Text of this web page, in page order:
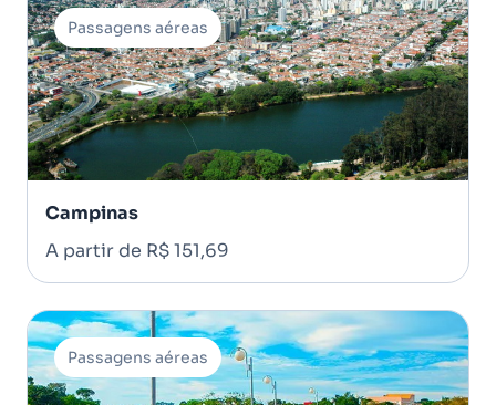
Passagens aéreas
Campinas
A partir de R$ 151,69
Passagens aéreas